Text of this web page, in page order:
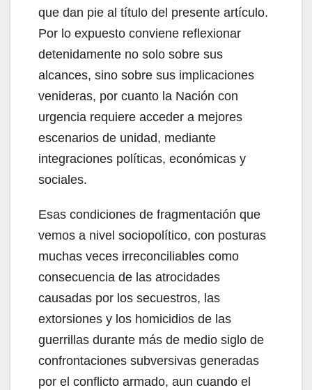
que dan pie al título del presente artículo.
Por lo expuesto conviene reflexionar
detenidamente no solo sobre sus
alcances, sino sobre sus implicaciones
venideras, por cuanto la Nación con
urgencia requiere acceder a mejores
escenarios de unidad, mediante
integraciones políticas, económicas y
sociales.
Esas condiciones de fragmentación que
vemos a nivel sociopolítico, con posturas
muchas veces irreconciliables como
consecuencia de las atrocidades
causadas por los secuestros, las
extorsiones y los homicidios de las
guerrillas durante más de medio siglo de
confrontaciones subversivas generadas
por el conflicto armado, aun cuando el